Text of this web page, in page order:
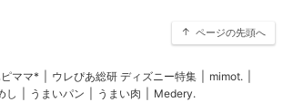
ページの先頭へ
ママ* ウレぴあ総研 ディズニー特集 mimot.
し
うまいパン うまい肉 Medery.